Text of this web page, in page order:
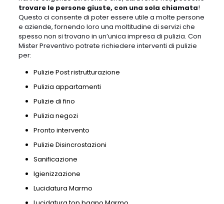
trovare le persone giuste, con una sola chiamata!
Questo ci consente di poter essere utile a molte persone
e aziende, fornendo loro una moltitudine di servizi che
spesso non si trovano in un’unica impresa di pulizia. Con
Mister Preventivo potrete richiedere interventi di pulizie
per:
Pulizie Post ristrutturazione
Pulizia appartamenti
Pulizie di fino
Pulizia negozi
Pronto intervento
Pulizie Disincrostazioni
Sanificazione
Igienizzazione
Lucidatura Marmo